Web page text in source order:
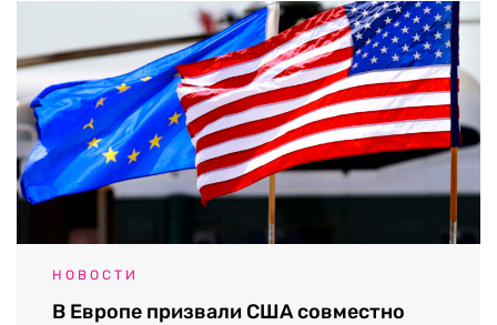
НОВОСТИ
В Европе призвали США совместно